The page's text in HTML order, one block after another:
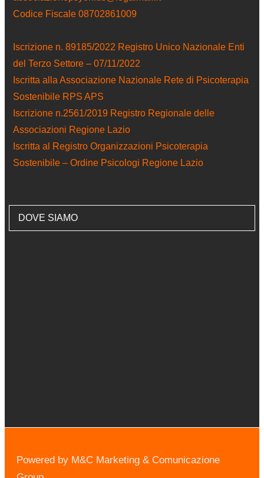
Codice Fiscale 08702861009
Iscrizione n. 89185/2022 Registro Unico Nazionale Enti
del Terzo Settore – 07/11/2022
Iscritta alla Associazione Nazionale Rete di Psicoterapia
Sostenibile RPS APS
Iscrizione n.2561/2019 Registro Regionale delle
Associazioni Regione Lazio
Iscritta al Registro Organizzazioni Psicoterapia
Sostenibile – Ordine Psicologi Regione Lazio
DOVE SIAMO
Powered by M&C Marketing & Comunicazione